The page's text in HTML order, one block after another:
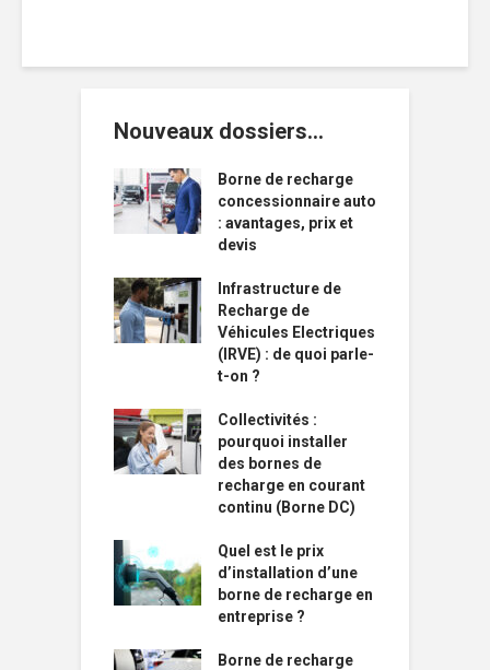
Nouveaux dossiers…
Borne de recharge
concessionnaire auto
: avantages, prix et
devis
Infrastructure de
Recharge de
Véhicules Electriques
(IRVE) : de quoi parle-
t-on ?
Collectivités :
pourquoi installer
des bornes de
recharge en courant
continu (Borne DC)
Quel est le prix
d’installation d’une
borne de recharge en
entreprise ?
Borne de recharge